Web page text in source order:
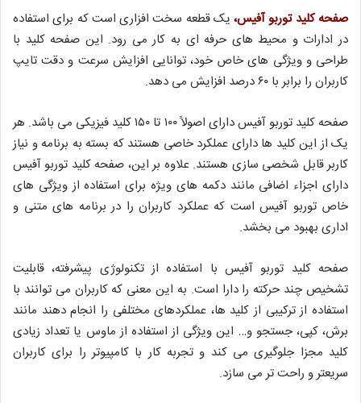
صفحه کلید توربو آفیس،یک قطعه سخت افزاری است که برای استفاده
در ادارات و محیط های حرفه ای به کار می رود. این صفحه کلید با
طراحی و ویژگی های خاص خود، توانایی افزایش سرعت و دقت تایپ
کاربران را برابر با ۶۰ درصد افزایش می دهد.
صفحه کلید توربو آفیس دارای اصولاً ۱۰۰ تا ۱۵۰ کلید فیزیکی می باشد. هر
یک از این کلید ها دارای عملکرد خاصی هستند که بسته به برنامه و نیاز
کاربر قابل شخصی سازی هستند. علاوه بر این، صفحه کلید توربو آفیس
دارای اجزاء اضافی مانند دکمه های ویژه برای استفاده از ویژگی های
خاص توربو آفیس است که عملکرد کاربران را در برنامه های متنی و
اداری بهبود می بخشد.
صفحه کلید توربو آفیس با استفاده از تکنولوژی پیشرفته، قابلیت
تشخیص چند حرکته را دارا است. به این معنی که کاربران می توانند با
استفاده از ترکیبی از کلید ها، عملکردهای مختلفی را انجام دهند مانند
برش، کپی، جستجو و… این ویژگی از استفاده از ماوس یا تعداد زیادی
کلید مجزا جلوگیری می کند و تجربه کار با کامپیوتر را برای کاربران
سریعتر و راحت تر می سازد.